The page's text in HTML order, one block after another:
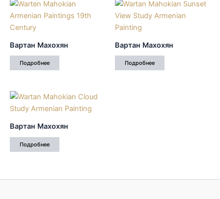
Вартан Махохян
Подробнее
Вартан Махохян
Подробнее
Вартан Махохян
Подробнее